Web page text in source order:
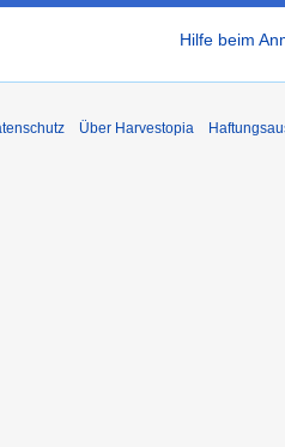
Hilfe beim
Über Harvestopia